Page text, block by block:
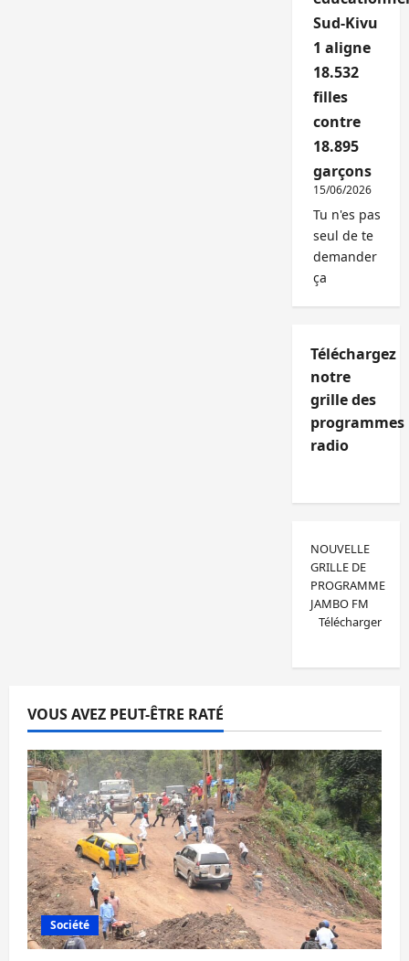
Sud-Kivu
1 aligne
18.532
filles
contre
18.895
garçons
15/06/2026
Tu n'es pas
seul de te
demander
ça
Téléchargez
notre
grille des
programmes
radio
NOUVELLE
GRILLE DE
PROGRAMME
JAMBO FM
Télécharger
VOUS AVEZ PEUT-ÊTRE RATÉ
Société